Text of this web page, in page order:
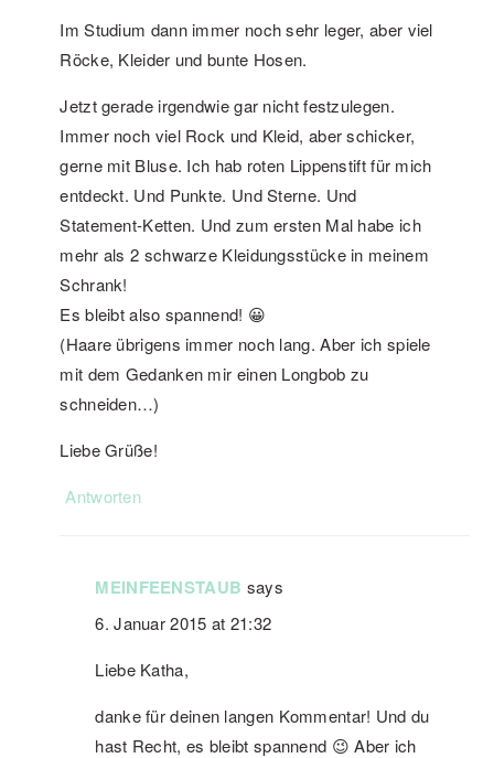
Im Studium dann immer noch sehr leger, aber viel
Röcke, Kleider und bunte Hosen.
Jetzt gerade irgendwie gar nicht festzulegen.
Immer noch viel Rock und Kleid, aber schicker,
gerne mit Bluse. Ich hab roten Lippenstift für mich
entdeckt. Und Punkte. Und Sterne. Und
Statement-Ketten. Und zum ersten Mal habe ich
mehr als 2 schwarze Kleidungsstücke in meinem
Schrank!
Es bleibt also spannend! 😀
(Haare übrigens immer noch lang. Aber ich spiele
mit dem Gedanken mir einen Longbob zu
schneiden…)
Liebe Grüße!
Antworten
MEINFEENSTAUB says
6. Januar 2015 at 21:32
Liebe Katha,
danke für deinen langen Kommentar! Und du
hast Recht, es bleibt spannend 😉 Aber ich